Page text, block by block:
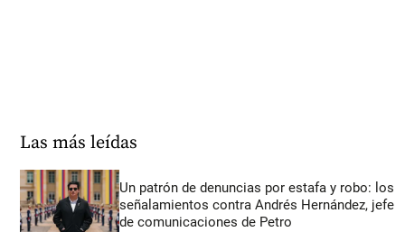
Las más leídas
Un patrón de denuncias por estafa y robo: los
señalamientos contra Andrés Hernández, jefe
de comunicaciones de Petro